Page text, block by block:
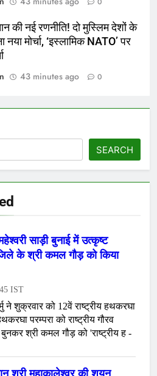
की नई रणनीति! दो मुस्लिम देशों के
नया मोर्चा, ‘इस्लामिक NATO’ पर
43 minutes ago 0
SEARCH